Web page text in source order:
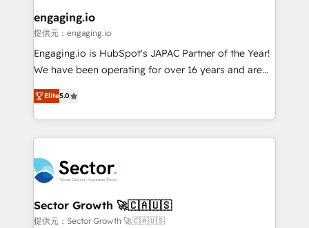
View, SuperOffice) - Custom integrations (e.g. MS
Business Central, Navision, AX, SAP, Exact, AFAS) We
focus on growing B2B companies in the SME sector
such as manufacturing, SaaS, business services and
partner, we know how important user adoption is.
That's why we have developed a step-by-step
technology and people with each other. Together we
strive for optimal customer processes and
experiences. Systony – We believe you can grow!
engaging.io
提供元：engaging.io
Engaging.io is HubSpot's JAPAC Partner of the Year!
We have been operating for over 16 years and are
one of HubSpot's most experienced and technically
capable Agency Partners globally. We specialise in
complex CRM migrations, implementations,
integrations, custom CMS portal development,
businesses. Our teams are based in North America
and APAC. We are HubSpot's top-ranked Advanced
Implementation Certified Partner and we contribute
to their advisory council. We strive to do 'good work
Elite5.0
Sector Growth 🚀🇨🇦🇺🇸
提供元：Sector Growth 🚀🇨🇦🇺🇸